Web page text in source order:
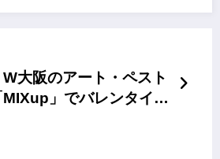
大阪のアート・ペスト
MIXup」でバレンタイン